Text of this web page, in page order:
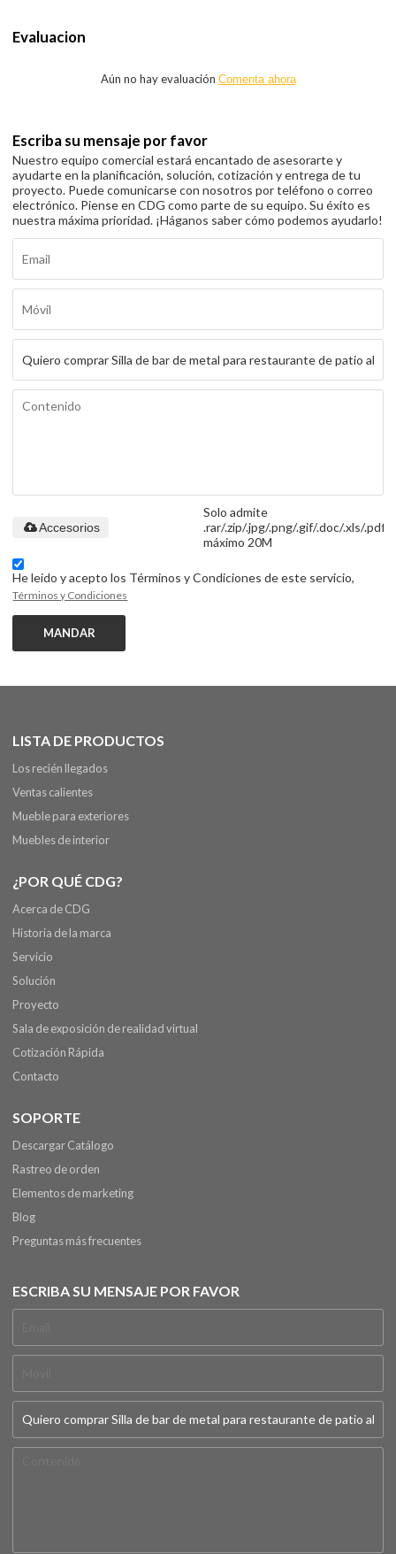
Evaluacion
Aún no hay evaluación Comenta ahora
Escriba su mensaje por favor
Nuestro equipo comercial estará encantado de asesorarte y
ayudarte en la planificación, solución, cotización y entrega de tu
proyecto. Puede comunicarse con nosotros por teléfono o correo
electrónico. Piense en CDG como parte de su equipo. Su éxito es
nuestra máxima prioridad. ¡Háganos saber cómo podemos ayudarlo!
Solo admite
.rar/.zip/.jpg/.png/.gif/.doc/.xls/.pdf,
máximo 20M
Accesorios
He leido y acepto los Términos y Condiciones de este servicio,
Términos y Condiciones
MANDAR
LISTA DE PRODUCTOS
Los recién llegados
Ventas calientes
Mueble para exteriores
Muebles de interior
¿POR QUÉ CDG?
Acerca de CDG
Historia de la marca
Servicio
Solución
Proyecto
Sala de exposición de realidad virtual
Cotización Rápida
Contacto
SOPORTE
Descargar Catálogo
Rastreo de orden
Elementos de marketing
Blog
Preguntas más frecuentes
ESCRIBA SU MENSAJE POR FAVOR